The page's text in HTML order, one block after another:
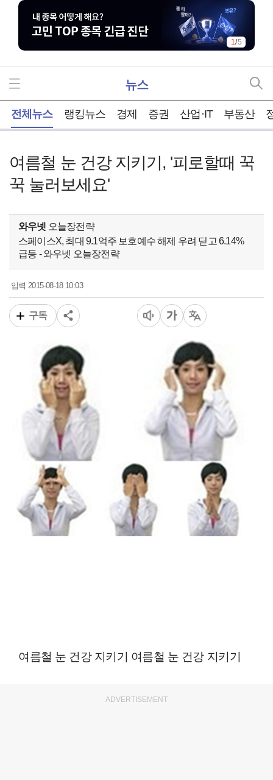
1/5
뉴스
전체뉴스 랭킹뉴스 경제 증권 산업·IT 부동산
여름철 눈 건강 지키기, '피로할때 꾹
꾹 눌러보세요'
와우넷 오늘장전략
스페이스X, 최대 9.1억주 보호예수 해제 우려 딛고 6.14%
급등 - 와우넷 오늘장전략
입력2015-08-18 10:03
구독
여름철 눈 건강 지키기 여름철 눈 건강 지키기
ADVERTISEMENT